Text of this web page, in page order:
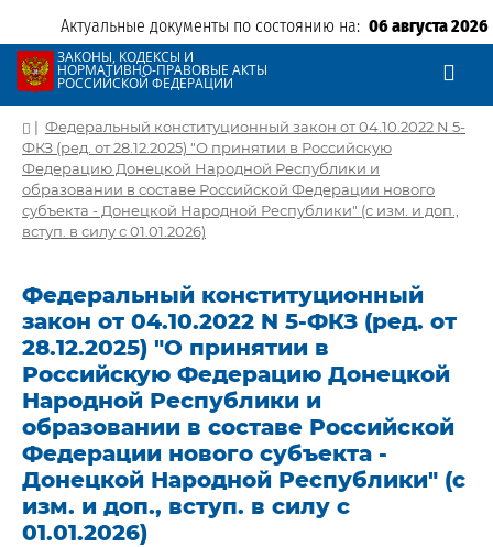
Актуальные документы по состоянию на: 06 августа 2026
ЗАКОНЫ, КОДЕКСЫ И
НОРМАТИВНО-ПРАВОВЫЕ АКТЫ
РОССИЙСКОЙ ФЕДЕРАЦИИ
| Федеральный конституционный закон от 04.10.2022 N 5-
ФКЗ (ред. от 28.12.2025) "О принятии в Российскую
Федерацию Донецкой Народной Республики и
образовании в составе Российской Федерации нового
субъекта - Донецкой Народной Республики" (с изм. и доп.,
вступ. в силу с 01.01.2026)
Федеральный конституционный
закон от 04.10.2022 N 5-ФКЗ (ред. от
28.12.2025) "О принятии в
Российскую Федерацию Донецкой
Народной Республики и
образовании в составе Российской
Федерации нового субъекта -
Донецкой Народной Республики" (с
изм. и доп., вступ. в силу с
01.01.2026)